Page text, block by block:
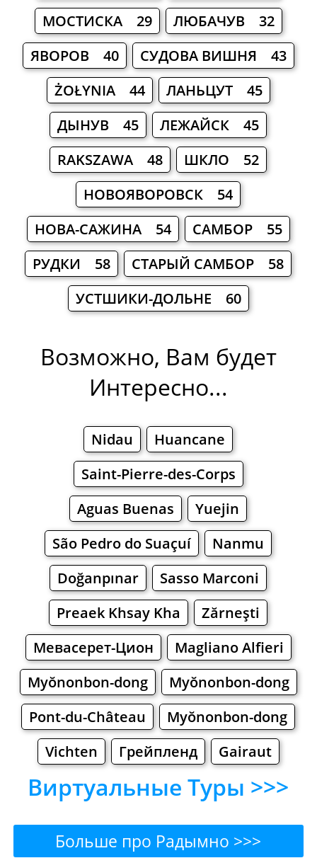
МОСТИСКА 29
ЛЮБАЧУВ 32
ЯВОРОВ 40
СУДОВА ВИШНЯ 43
ŻOŁYNIA 44
ЛАНЬЦУТ 45
ДЫНУВ 45
ЛЕЖАЙСК 45
RAKSZAWA 48
ШКЛО 52
НОВОЯВОРОВСК 54
НОВА-САЖИНА 54
САМБОР 55
РУДКИ 58
СТАРЫЙ САМБОР 58
УСТШИКИ-ДОЛЬНЕ 60
Возможно, Вам будет
Интересно...
Nidau
Huancane
Saint-Pierre-des-Corps
Aguas Buenas
Yuejin
São Pedro do Suaçuí
Nanmu
Doğanpınar
Sasso Marconi
Preaek Khsay Kha
Zărneşti
Мевасерет-Цион
Magliano Alfieri
Myŏnonbon-dong
Myŏnonbon-dong
Pont-du-Château
Myŏnonbon-dong
Vichten
Грейпленд Gairaut
Виртуальные Туры >>>
Больше про Радымно >>>